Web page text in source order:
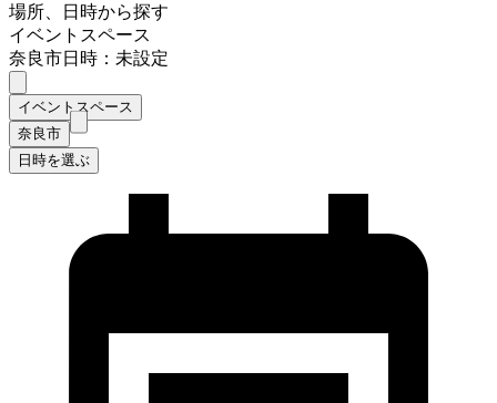
場所、日時から探す
イベントスペース
奈良市日時：未設定
イベントスペース
奈良市
日時を選ぶ